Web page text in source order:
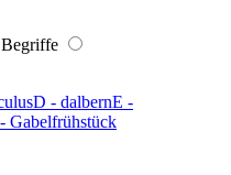
D - dalbernE -
Gabelfrühstück